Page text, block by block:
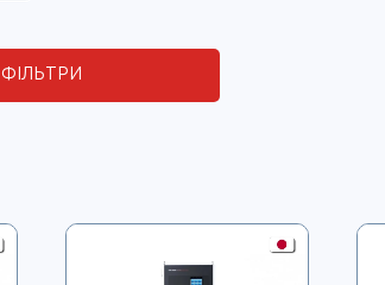
ФІЛЬТРИ